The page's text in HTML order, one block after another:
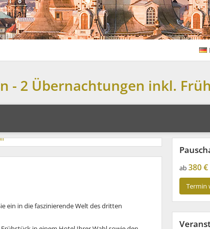
- 2 Übernachtungen inkl.
ein in die faszinierende Welt des dritten
ab380 €
Termin